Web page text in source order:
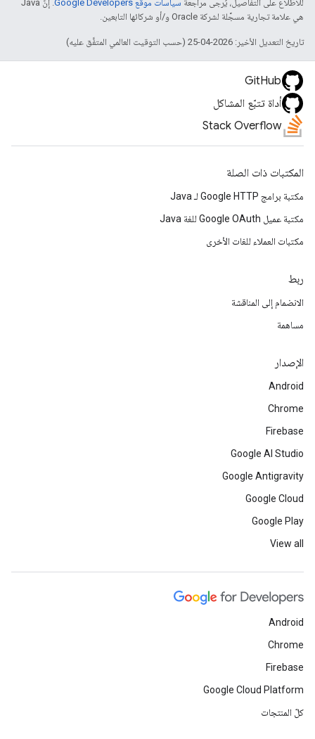
للاطّلاع على التفاصيل، يُرجى مراجعة سياسات موقع Google Developers‏
. إنّ Java
هي علامة تجارية مسجَّلة لشركة Oracle و/أو شركائها التابعين.
تاريخ التعديل الأخير: 2026-04-25 (حسب التوقيت العالمي المتفَّق عليه)
GitHub
أداة تتبّع المشاكل
Stack Overflow
المكتبات ذات الصلة
مكتبة برامج Google HTTP لـ Java
مكتبة عميل Google OAuth للغة Java
مكتبات العملاء للغات الأخرى
ربط
الانضمام إلى المناقشة
مساهمة
الإصدار
Android
Chrome
Firebase
Google AI Studio
Google Antigravity
Google Cloud
Google Play
View all
Android
Chrome
Firebase
Google Cloud Platform
كلّ المنتجات